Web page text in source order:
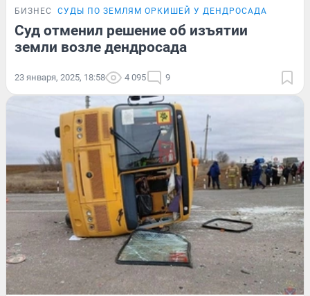
БИЗНЕС СУДЫ ПО ЗЕМЛЯМ ОРКИШЕЙ У ДЕНДРОСАДА
Суд отменил решение об изъятии
земли возле дендросада
23 января, 2025, 18:58 4 095 9